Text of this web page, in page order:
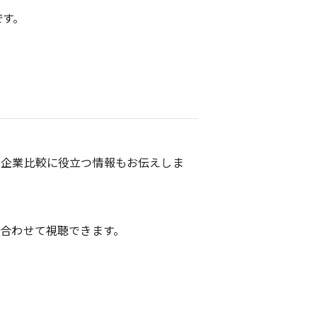
。
業比較に役立つ情報もお伝えしま
せて視聴できます。